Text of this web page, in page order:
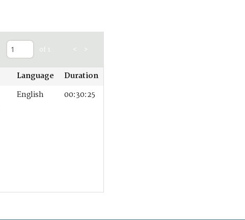
of 1 < >
Language Duration
English 00:30:25